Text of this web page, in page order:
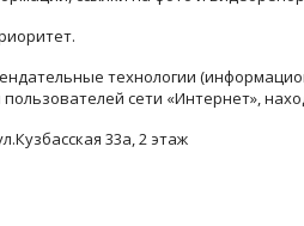
технологии
сети «Интернет»,
33а, 2 этаж